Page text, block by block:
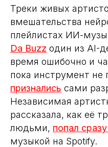
Треки живых
вмешательства
плейлистах ИИ-
Da Buzz один из AI-
время ошибочно и
пока инструмент
признались сами
Независимая
рассказала, как её
людьми, попал
музыкой на Spotify.